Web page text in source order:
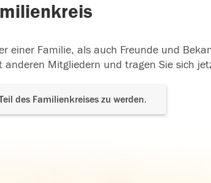
einer Familie, als auch Freunde und
Mitgliedern und tragen Sie sich
des Familienkreises zu werden.